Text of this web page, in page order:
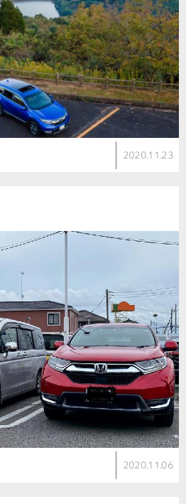
2020.11.23
2020.11.06